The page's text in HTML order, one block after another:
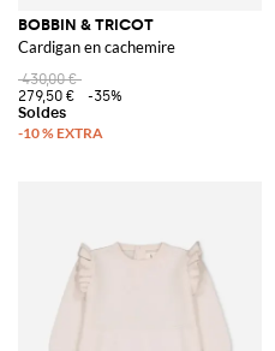
BOBBIN & TRICOT
Cardigan en cachemire
430,00 €
279,50 €
-35%